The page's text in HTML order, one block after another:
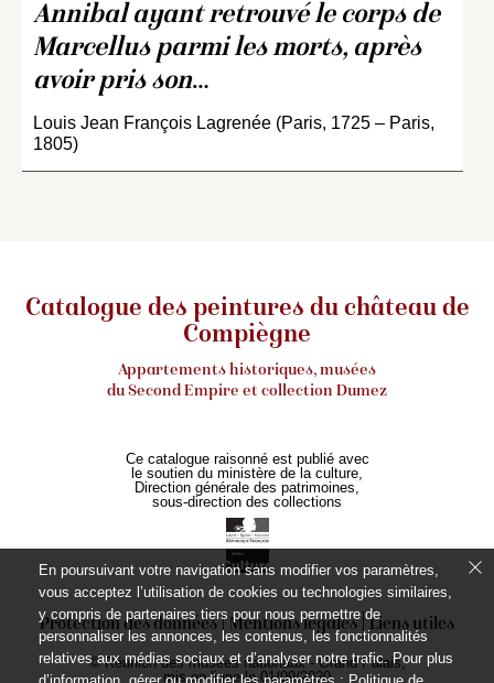
Annibal ayant retrouvé le corps de
Marcellus parmi les morts, après
avoir pris son…
Louis Jean François Lagrenée (Paris, 1725 – Paris,
1805)
Catalogue des peintures du château de
Compiègne
Appartements historiques, musées
du Second Empire et collection Dumez
Ce catalogue raisonné est publié avec
le soutien du ministère de la culture,
Direction générale des patrimoines,
sous-direction des collections
Protection des données Mentions légales Liens utiles
© Réunion des musées nationaux - Grand Palais,
mis en ligne le 01/09/2020
En poursuivant votre navigation sans modifier vos paramètres,
vous acceptez l’utilisation de cookies ou technologies similaires,
y compris de partenaires tiers pour nous permettre de
personnaliser les annonces, les contenus, les fonctionnalités
relatives aux médias sociaux et d’analyser notre trafic. Pour plus